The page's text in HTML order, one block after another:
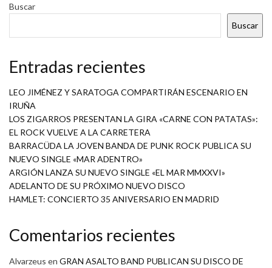
Buscar
Buscar
Entradas recientes
LEO JIMÉNEZ Y SARATOGA COMPARTIRÁN ESCENARIO EN
IRUÑA
LOS ZIGARROS PRESENTAN LA GIRA «CARNE CON PATATAS»:
EL ROCK VUELVE A LA CARRETERA
BARRACÜDA LA JOVEN BANDA DE PUNK ROCK PUBLICA SU
NUEVO SINGLE «MAR ADENTRO»
ARGIÓN LANZA SU NUEVO SINGLE «EL MAR MMXXVI»
ADELANTO DE SU PRÓXIMO NUEVO DISCO
HAMLET: CONCIERTO 35 ANIVERSARIO EN MADRID
Comentarios recientes
Alvarzeus en GRAN ASALTO BAND PUBLICAN SU DISCO DE